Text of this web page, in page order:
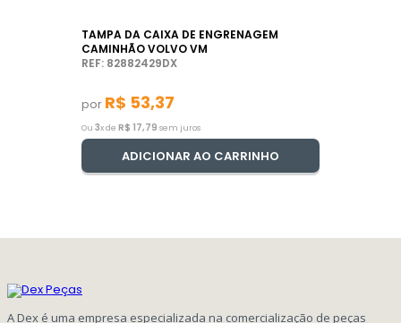
TAMPA DA CAIXA DE ENGRENAGEM
CAMINHÃO VOLVO VM
REF: 82882429DX
por R$ 53,37
Ou 3x de R$ 17,79 sem juros
ADICIONAR AO CARRINHO
A Dex é uma empresa especializada na comercialização de peças